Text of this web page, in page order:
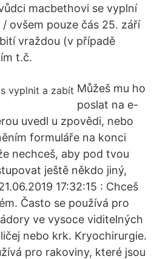
macbethovi se vyplní
ovšem pouze čás 25. září
vraždou (v případě
t.č.
Můžeš mu ho
poslat na e-
uvedl u zpovědi, nebo
formuláře na konci
nechceš, aby pod tvou
ještě někdo jiný,
17:32:15 : Chceš
Často se používá pro
ve vysoce viditelných
nebo krk. Kryochirurgie.
pro rakoviny, které jsou